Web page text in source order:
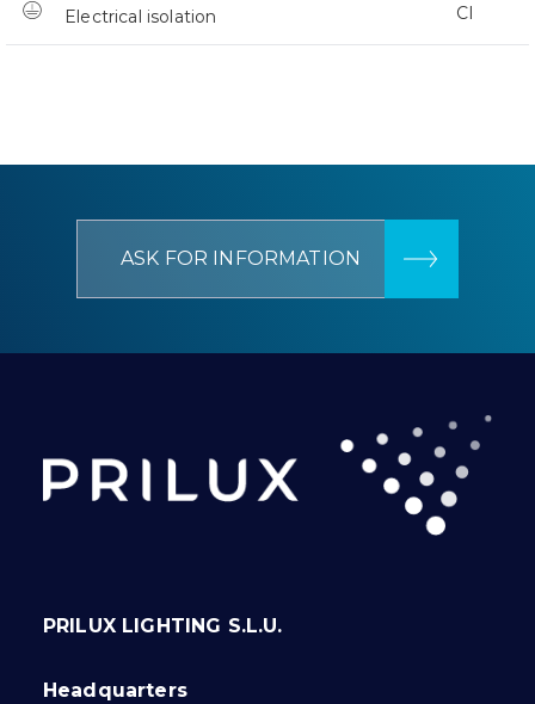
Electrical isolation CI
ASK FOR INFORMATION
PRILUX LIGHTING S.L.U.
Headquarters